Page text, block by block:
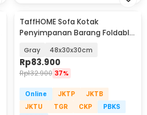
TaffHOME Sofa Kotak
Penyimpanan Barang Foldable
Gray 48x30x30cm
Rp83.900
Rp132.900 37%
Online JKTP
JKTB
JKTU
TGR CKP
PBKS